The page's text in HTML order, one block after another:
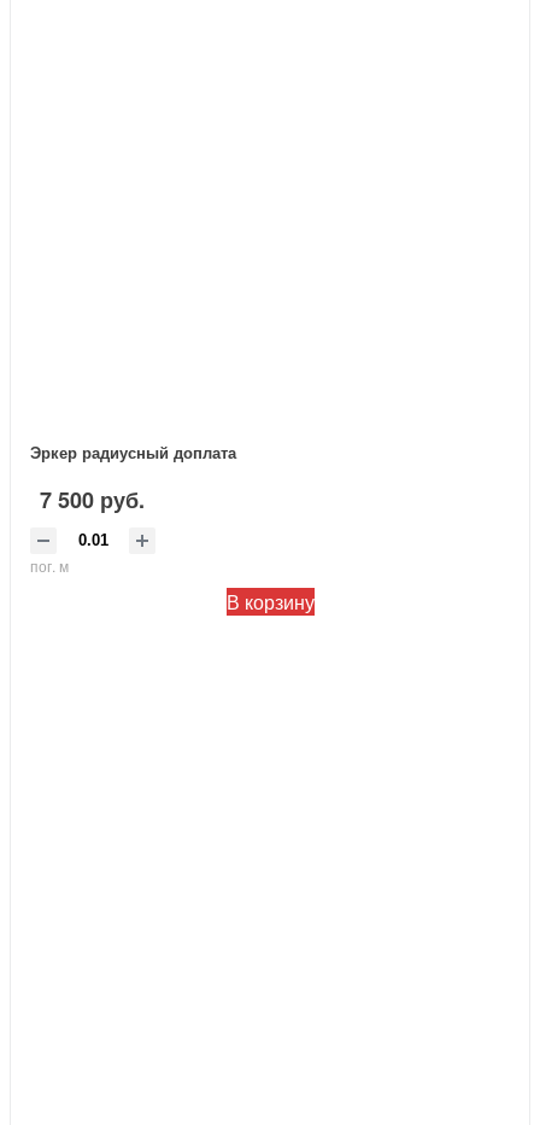
Эркер радиусный доплата
7 500 руб.
пог. м
В корзину